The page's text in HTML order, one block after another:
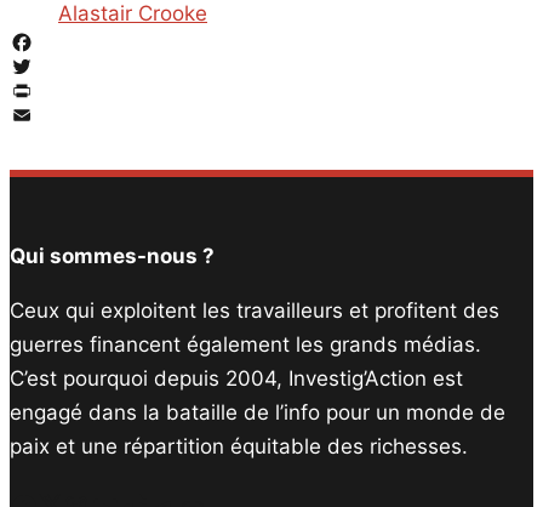
Alastair Crooke
Facebook
Twitter
PrintFriendly
Qui sommes-nous ?
Ceux qui exploitent les travailleurs et profitent des
guerres financent également les grands médias.
C’est pourquoi depuis 2004, Investig’Action est
engagé dans la bataille de l’info pour un monde de
paix et une répartition équitable des richesses.